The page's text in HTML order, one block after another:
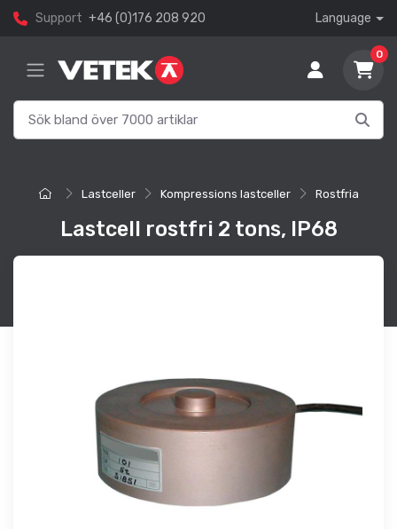
Support +46 (0)176 208 920 Language
0
Lastceller Kompressions lastceller Rostfria
Lastcell rostfri 2 tons, IP68